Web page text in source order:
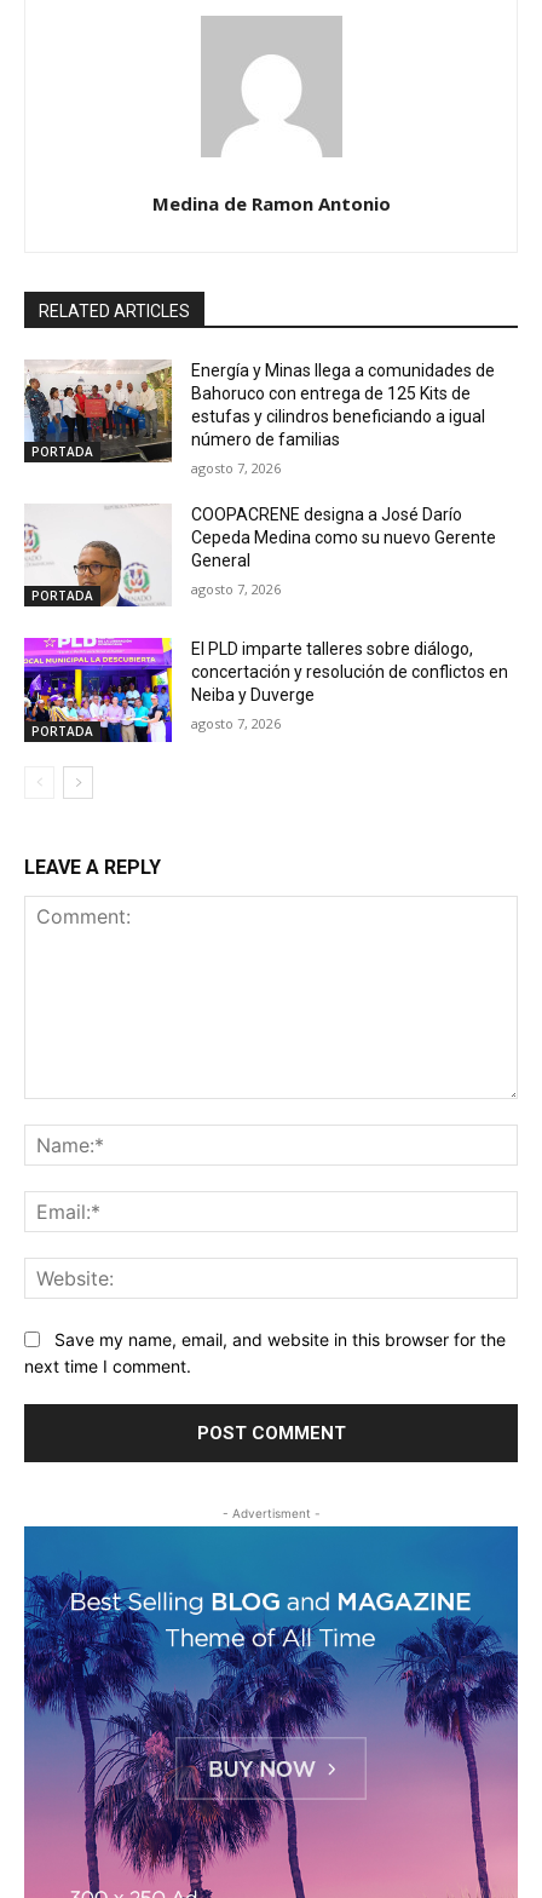
Medina de Ramon Antonio
RELATED ARTICLES
PORTADA
Energía y Minas llega a comunidades de
Bahoruco con entrega de 125 Kits de
estufas y cilindros beneficiando a igual
número de familias
agosto 7, 2026
PORTADA
COOPACRENE designa a José Darío
Cepeda Medina como su nuevo Gerente
General
agosto 7, 2026
PORTADA
El PLD imparte talleres sobre diálogo,
concertación y resolución de conflictos en
Neiba y Duverge
agosto 7, 2026
LEAVE A REPLY
Save my name, email, and website in this browser for the
next time I comment.
- Advertisment -